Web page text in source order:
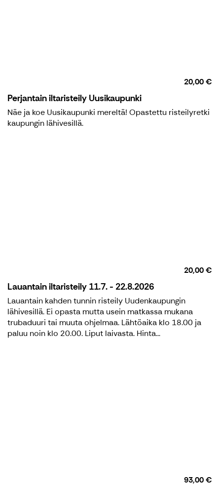
20,00 €
Perjantain iltaristeily Uusikaupunki
Näe ja koe Uusikaupunki mereltä! Opastettu risteilyretki
kaupungin lähivesillä.
20,00 €
Lauantain iltaristeily 11.7. - 22.8.2026
Lauantain kahden tunnin risteily Uudenkaupungin
lähivesillä. Ei opasta mutta usein matkassa mukana
trubaduuri tai muuta ohjelmaa. Lähtöaika klo 18.00 ja
paluu noin klo 20.00. Liput laivasta. Hinta...
93,00 €